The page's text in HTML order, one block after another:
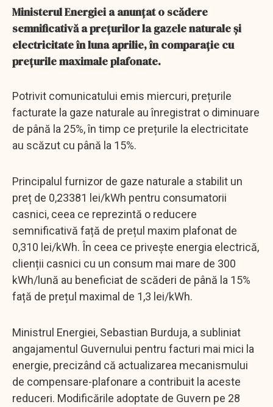
Ministerul Energiei a anunțat o scădere
semnificativă a prețurilor la gazele naturale și
electricitate în luna aprilie, în comparație cu
prețurile maximale plafonate.
Potrivit comunicatului emis miercuri, prețurile
facturate la gaze naturale au înregistrat o diminuare
de până la 25%, în timp ce prețurile la electricitate
au scăzut cu până la 15%.
Principalul furnizor de gaze naturale a stabilit un
preț de 0,23381 lei/kWh pentru consumatorii
casnici, ceea ce reprezintă o reducere
semnificativă față de prețul maxim plafonat de
0,310 lei/kWh. În ceea ce privește energia electrică,
clienții casnici cu un consum mai mare de 300
kWh/lună au beneficiat de scăderi de până la 15%
față de prețul maximal de 1,3 lei/kWh.
Ministrul Energiei, Sebastian Burduja, a subliniat
angajamentul Guvernului pentru facturi mai mici la
energie, precizând că actualizarea mecanismului
de compensare-plafonare a contribuit la aceste
reduceri. Modificările adoptate de Guvern pe 28